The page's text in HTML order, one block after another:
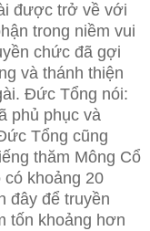
được trở về với
trong niềm vui
chức đã gợi
và thánh thiện
Đức Tổng nói:
phủ phục và
Tổng cũng
thăm Mông Cổ
khoảng 20
đây để truyền
tốn khoảng hơn